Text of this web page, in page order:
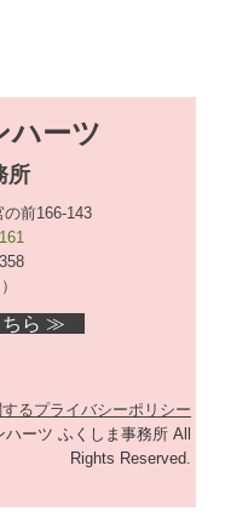
ハーツ
所
前166-143
ちら ≫
るプライバシーポリシー
ーツ ふくしま事務所 All
Rights Reserved.